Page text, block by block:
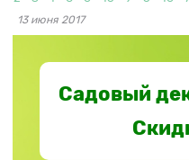
13 июня 2017
Садовый